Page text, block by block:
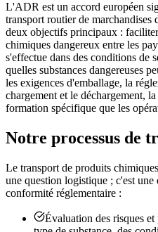
L'ADR est un accord européen
transport routier de marchandises
deux objectifs principaux :
chimiques dangereux entre les
s'effectue dans des conditions de
quelles substances dangereuses
les exigences d'emballage, la
chargement et le déchargement,
formation spécifique que les
Notre processus de
Le transport de produits
une question logistique ; c'est une
conformité réglementaire :
Évaluation des risques